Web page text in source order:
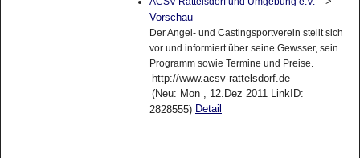
Vorschau
Der Angel- und Castingsportverein stellt sich
vor und informiert über seine Gewsser, sein
Programm sowie Termine und Preise.
http://www.acsv-rattelsdorf.de
(Neu: Mon , 12.Dez 2011 LinkID:
2828555) Detail